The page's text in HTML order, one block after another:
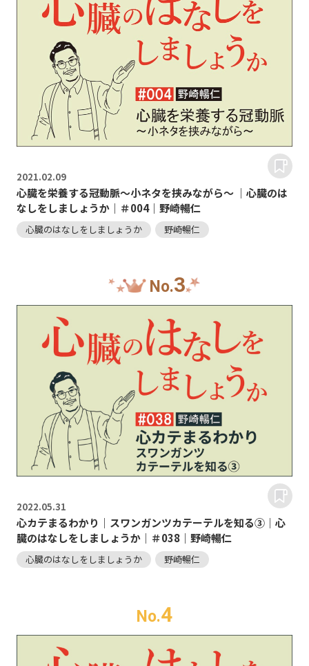
2021.02.09
心臓を栄養する冠動脈～小ネタを挟みながら～ ｜心臓のは
なしをしましょうか｜＃004｜野崎暢仁
心臓のはなしをしましょうか 野崎暢仁
No.3
2022.05.31
心カテまるわかり｜スワンガンツカテーテルを知る③｜心
臓のはなしをしましょうか｜＃038｜野崎暢仁
心臓のはなしをしましょうか 野崎暢仁
No.4